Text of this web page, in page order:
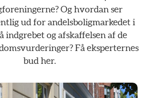
Og hvordan ser
ud for andelsboligmarkedet i
indgrebet og afskaffelsen af de
Få eksperternes
bud her.